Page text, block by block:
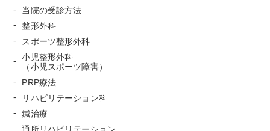
当院の受診方法
整形外科
スポーツ整形外科
小児整形外科
（小児スポーツ障害）
PRP療法
リハビリテーション科
鍼治療